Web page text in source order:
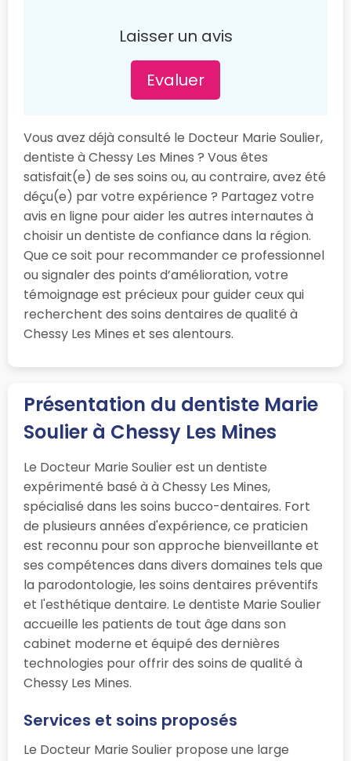
Laisser un avis
Evaluer
Vous avez déjà consulté le Docteur Marie Soulier,
dentiste à Chessy Les Mines ? Vous êtes
satisfait(e) de ses soins ou, au contraire, avez été
déçu(e) par votre expérience ? Partagez votre
avis en ligne pour aider les autres internautes à
choisir un dentiste de confiance dans la région.
Que ce soit pour recommander ce professionnel
ou signaler des points d’amélioration, votre
témoignage est précieux pour guider ceux qui
recherchent des soins dentaires de qualité à
Chessy Les Mines et ses alentours.
Présentation du dentiste Marie
Soulier à Chessy Les Mines
Le Docteur Marie Soulier est un dentiste
expérimenté basé à à Chessy Les Mines,
spécialisé dans les soins bucco-dentaires. Fort
de plusieurs années d'expérience, ce praticien
est reconnu pour son approche bienveillante et
ses compétences dans divers domaines tels que
la parodontologie, les soins dentaires préventifs
et l'esthétique dentaire. Le dentiste Marie Soulier
accueille les patients de tout âge dans son
cabinet moderne et équipé des dernières
technologies pour offrir des soins de qualité à
Chessy Les Mines.
Services et soins proposés
Le Docteur Marie Soulier propose une large